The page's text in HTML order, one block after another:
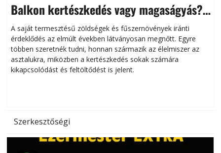
Balkon kertészkedés vagy magaságyás?
Helytakarékos kertészkedés
A saját termesztésű zöldségek és fűszernövények iránti
érdeklődés az elmúlt években látványosan megnőtt. Egyre
többen szeretnék tudni, honnan származik az élelmiszer az
asztalukra, miközben a kertészkedés sokak számára
kikapcsolódást és feltöltődést is jelent.
Szerkesztőségi